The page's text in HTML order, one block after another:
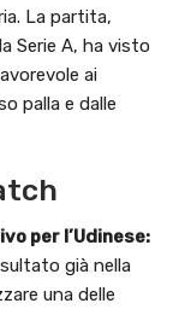
La partita,
Serie A, ha visto
ai
palla e dalle
per l’Udinese:
già nella
una delle